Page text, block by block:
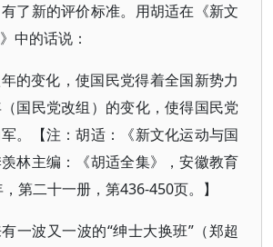
了新的评价标准。用胡适在《新文
中的话说：
年的变化，使国民党得着全国新势力
国民党改组）的变化，使得国民党
。【注：胡适：《新文化运动与国
林主编：《胡适全集》，安徽教育
第二十一册，第436-450页。】
一波又一波的“绅士大换班”（郑超